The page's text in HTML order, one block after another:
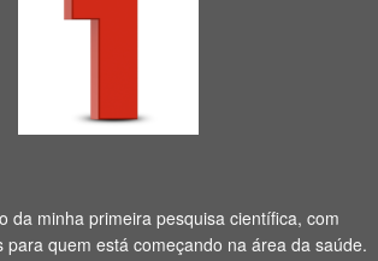
da minha primeira pesquisa científica, com
para quem está começando na área da saúde.